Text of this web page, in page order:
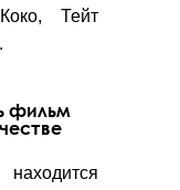
Тейт
фильм